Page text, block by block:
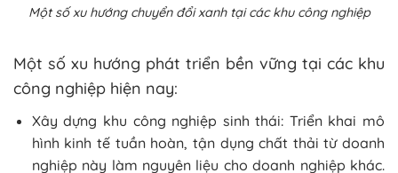
Một số xu hướng chuyển đổi xanh tại các khu công nghiệp
Một số xu hướng phát triển bền vững tại các khu
công nghiệp hiện nay:
Xây dựng khu công nghiệp sinh thái: Triển khai mô
hình kinh tế tuần hoàn, tận dụng chất thải từ doanh
nghiệp này làm nguyên liệu cho doanh nghiệp khác.